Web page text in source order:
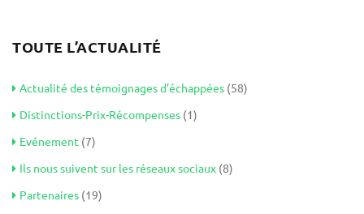
TOUTE L’ACTUALITÉ
Actualité des témoignages d’échappées (58)
Distinctions-Prix-Récompenses (1)
Evénement (7)
Ils nous suivent sur les réseaux sociaux (8)
Partenaires (19)